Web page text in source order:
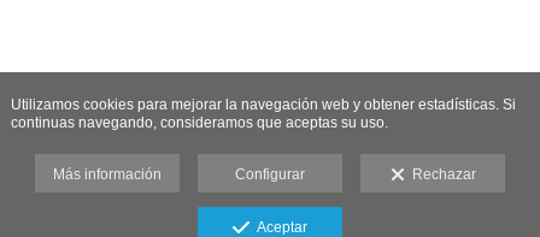
Utilizamos cookies para mejorar la navegación web y obtener estadísticas. Si
continuas navegando, consideramos que aceptas su uso.
Más información Configurar Rechazar
Aceptar